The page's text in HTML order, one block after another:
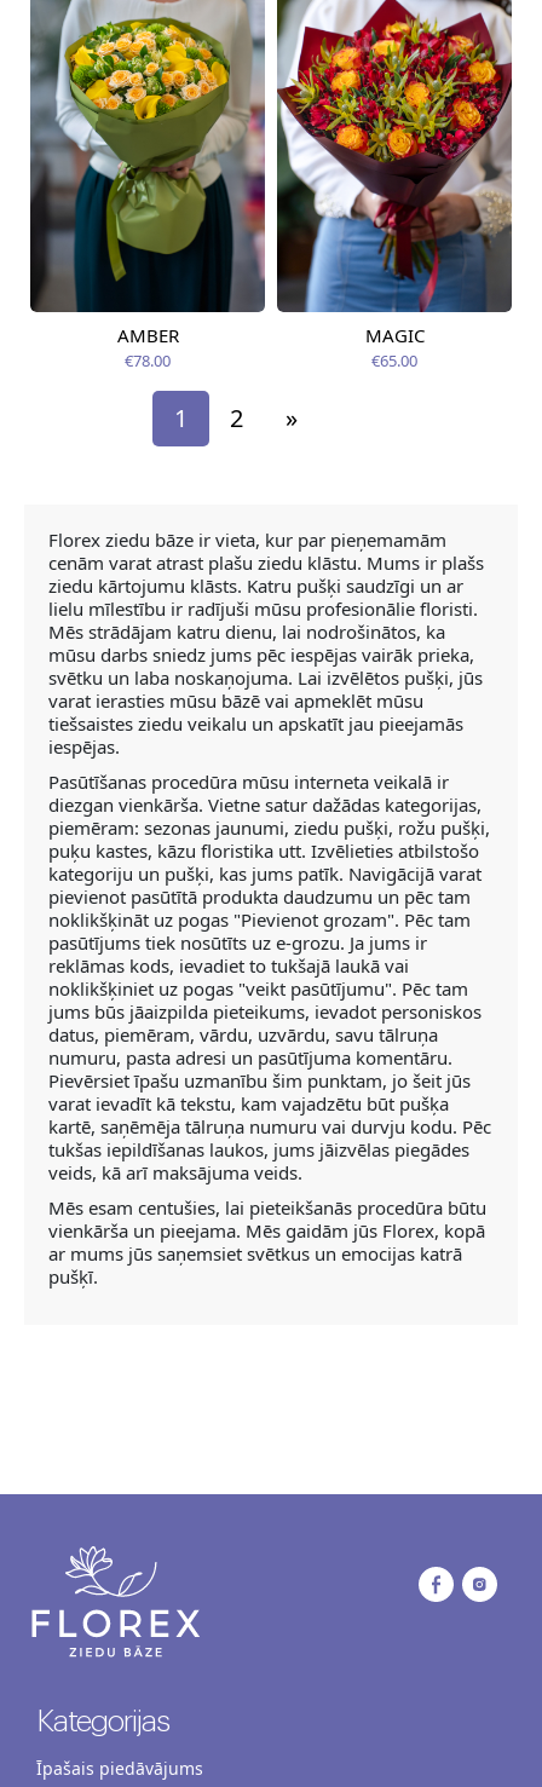
Pieejama no
AMBER
€78.00
Pieejams šodien
MAGIC
€65.00
1 2 »
Florex ziedu bāze ir vieta, kur par pieņemamām
cenām varat atrast plašu ziedu klāstu. Mums ir plašs
ziedu kārtojumu klāsts. Katru pušķi saudzīgi un ar
lielu mīlestību ir radījuši mūsu profesionālie floristi.
Mēs strādājam katru dienu, lai nodrošinātos, ka
mūsu darbs sniedz jums pēc iespējas vairāk prieka,
svētku un laba noskaņojuma. Lai izvēlētos pušķi, jūs
varat ierasties mūsu bāzē vai apmeklēt mūsu
tiešsaistes ziedu veikalu un apskatīt jau pieejamās
iespējas.
Pasūtīšanas procedūra mūsu interneta veikalā ir
diezgan vienkārša. Vietne satur dažādas kategorijas,
piemēram: sezonas jaunumi, ziedu pušķi, rožu pušķi,
puķu kastes, kāzu floristika utt. Izvēlieties atbilstošo
kategoriju un pušķi, kas jums patīk. Navigācijā varat
pievienot pasūtītā produkta daudzumu un pēc tam
noklikšķināt uz pogas "Pievienot grozam". Pēc tam
pasūtījums tiek nosūtīts uz e-grozu. Ja jums ir
reklāmas kods, ievadiet to tukšajā laukā vai
noklikšķiniet uz pogas "veikt pasūtījumu". Pēc tam
jums būs jāaizpilda pieteikums, ievadot personiskos
datus, piemēram, vārdu, uzvārdu, savu tālruņa
numuru, pasta adresi un pasūtījuma komentāru.
Pievērsiet īpašu uzmanību šim punktam, jo šeit jūs
varat ievadīt kā tekstu, kam vajadzētu būt pušķa
kartē, saņēmēja tālruņa numuru vai durvju kodu. Pēc
tukšas iepildīšanas laukos, jums jāizvēlas piegādes
veids, kā arī maksājuma veids.
Mēs esam centušies, lai pieteikšanās procedūra būtu
vienkārša un pieejama. Mēs gaidām jūs Florex, kopā
ar mums jūs saņemsiet svētkus un emocijas katrā
pušķī.
Kategorijas
Īpašais piedāvājums